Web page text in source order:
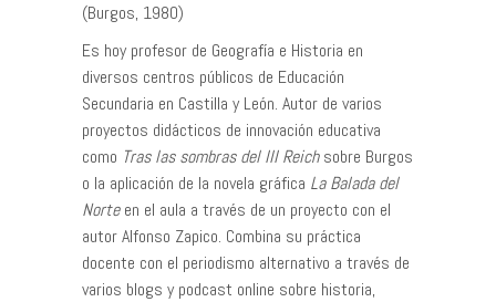
(Burgos, 1980)
Es hoy profesor de Geografía e Historia en
diversos centros públicos de Educación
Secundaria en Castilla y León. Autor de varios
proyectos didácticos de innovación educativa
como Tras las sombras del III Reichsobre Burgos
o la aplicación de la novela gráfica La Balada del
Norteen el aula a través de un proyecto con el
autor Alfonso Zapico. Combina su práctica
docente con el periodismo alternativo a través de
varios blogs y podcast online sobre historia,